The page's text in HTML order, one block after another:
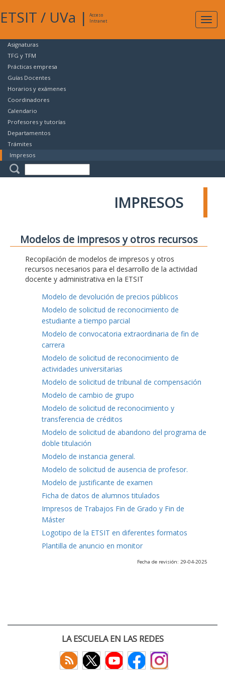
ETSIT / UVa |
Acceso
Intranet
Asignaturas
TFG y TFM
Prácticas empresa
Guías Docentes
Horarios y exámenes
Coordinadores
Calendario
Profesores y tutorías
Departamentos
Trámites
Impresos
IMPRESOS
Modelos de impresos y otros recursos
Recopilación de modelos de impresos y otros
recursos necesarios para el desarrollo de la actividad
docente y administrativa en la ETSIT
Modelo de devolución de precios públicos
Modelo de solicitud de reconocimiento de
estudiante a tiempo parcial
Modelo de convocatoria extraordinaria de fin de
carrera
Modelo de solicitud de reconocimiento de
actividades universitarias
Modelo de solicitud de tribunal de compensación
Modelo de cambio de grupo
Modelo de solicitud de reconocimiento y
transferencia de créditos
Modelo de solicitud de abandono del programa de
doble titulación
Modelo de instancia general.
Modelo de solicitud de ausencia de profesor.
Modelo de justificante de examen
Ficha de datos de alumnos titulados
Impresos de Trabajos Fin de Grado y Fin de
Máster
Logotipo de la ETSIT en diferentes formatos
Plantilla de anuncio en monitor
Fecha de revisión: 29-04-2025
LA ESCUELA EN LAS REDES